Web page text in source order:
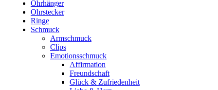
Ohrhänger
Ohrstecker
Ringe
Schmuck
Armschmuck
Clips
Emotionsschmuck
Affirmation
Freundschaft
Glück & Zufriedenheit